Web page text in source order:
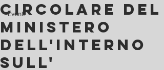
Eventi
circolare del
Ministero
dell'Interno
sull'